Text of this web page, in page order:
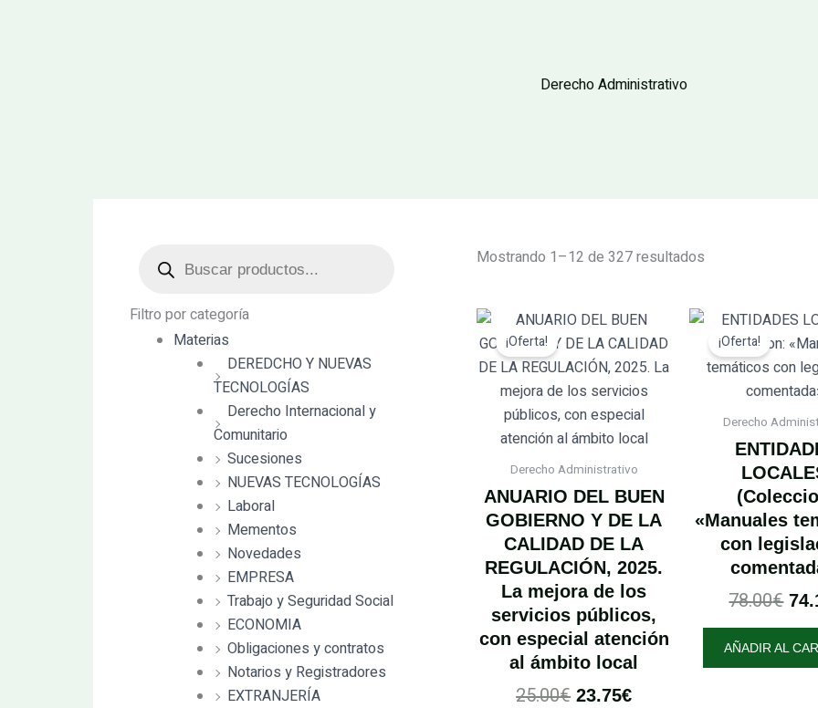
Derecho Administrativo
productos
Filtro por categoría
Materias
DEREDCHO Y NUEVAS
TECNOLOGÍAS
Derecho Internacional y
Comunitario
Sucesiones
NUEVAS TECNOLOGÍAS
Laboral
Mementos
Novedades
EMPRESA
Trabajo y Seguridad Social
ECONOMIA
Obligaciones y contratos
Notarios y Registradores
EXTRANJERÍA
Mostrando 1–12 de 327 resultadospor
¡Oferta!
Derecho Administrativo
ANUARIO DEL BUEN
GOBIERNO Y DE LA
CALIDAD DE LA
REGULACIÓN, 2025.
La mejora de los
servicios públicos,
con especial atención
al ámbito local
25.00€
El
precio
original
era:
25.00€.
23.75€
El
precio
actual
es:
23.75€.
¡Oferta!
Derecho
«Manuales
con
78.00€
El
AÑADIR AL